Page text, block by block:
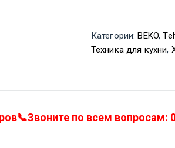
Категории: BEKO,
Техника для кухни,
по всем вопросам: